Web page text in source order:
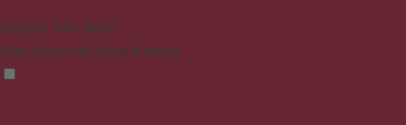
Epilepsy Safe Mode
Dims colors and stops blinking